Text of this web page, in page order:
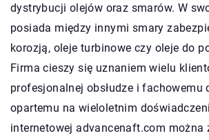
dystrybucji olejów oraz smarów. W
posiada między innymi smary
korozją, oleje turbinowe czy oleje do
Firma cieszy się uznaniem wielu
profesjonalnej obsłudze i fachowemu
opartemu na wieloletnim
internetowej advancenaft.com można